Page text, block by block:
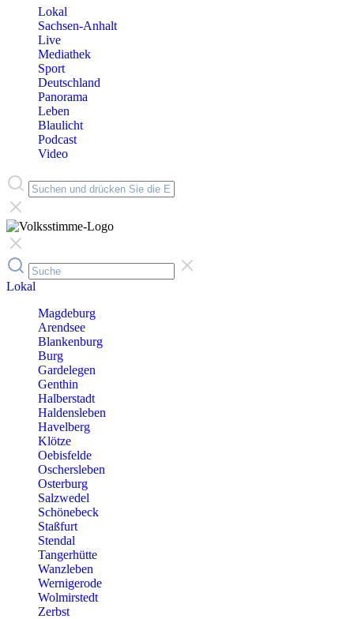
Lokal
Sachsen-Anhalt
Live
Mediathek
Sport
Deutschland
Panorama
Leben
Blaulicht
Podcast
Video
Lokal
Magdeburg
Arendsee
Blankenburg
Burg
Gardelegen
Genthin
Halberstadt
Haldensleben
Havelberg
Klötze
Oebisfelde
Oschersleben
Osterburg
Salzwedel
Schönebeck
Staßfurt
Stendal
Tangerhütte
Wanzleben
Wernigerode
Wolmirstedt
Zerbst